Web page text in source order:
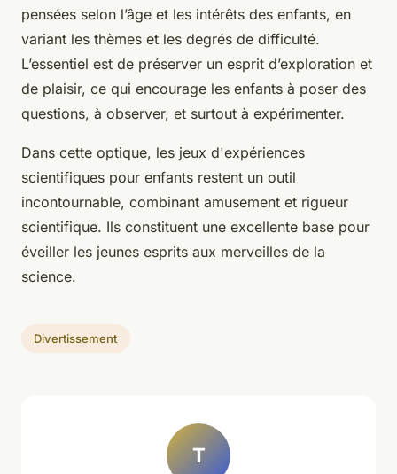
pensées selon l’âge et les intérêts des enfants, en
variant les thèmes et les degrés de difficulté.
L’essentiel est de préserver un esprit d’exploration et
de plaisir, ce qui encourage les enfants à poser des
questions, à observer, et surtout à expérimenter.
Dans cette optique, les jeux d'expériences
scientifiques pour enfants restent un outil
incontournable, combinant amusement et rigueur
scientifique. Ils constituent une excellente base pour
éveiller les jeunes esprits aux merveilles de la
science.
Divertissement
T